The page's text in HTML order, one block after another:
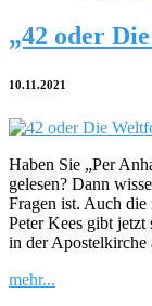
„42 oder
10.11.2021
Haben Sie „Per
gelesen? Dann
Fragen ist. Auch
Peter Kees gibt
in der Apostelkirche
mehr...